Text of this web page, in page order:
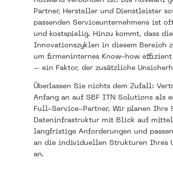
Partner, Hersteller und Dienstleister
passenden Serviceunternehmens ist
und kostspielig. Hinzu kommt, dass die
Innovationszyklen in diesem Bereich
um firmeninternes Know-how effizient
– ein Faktor, der zusätzliche
Überlassen Sie nichts dem Zufall:
Anfang an auf SBF ITN Solutions als
Full-Service-Partner. Wir planen Ihre
Dateninfrastruktur mit Blick auf
langfristige Anforderungen und
an die individuellen Strukturen Ihres
an.